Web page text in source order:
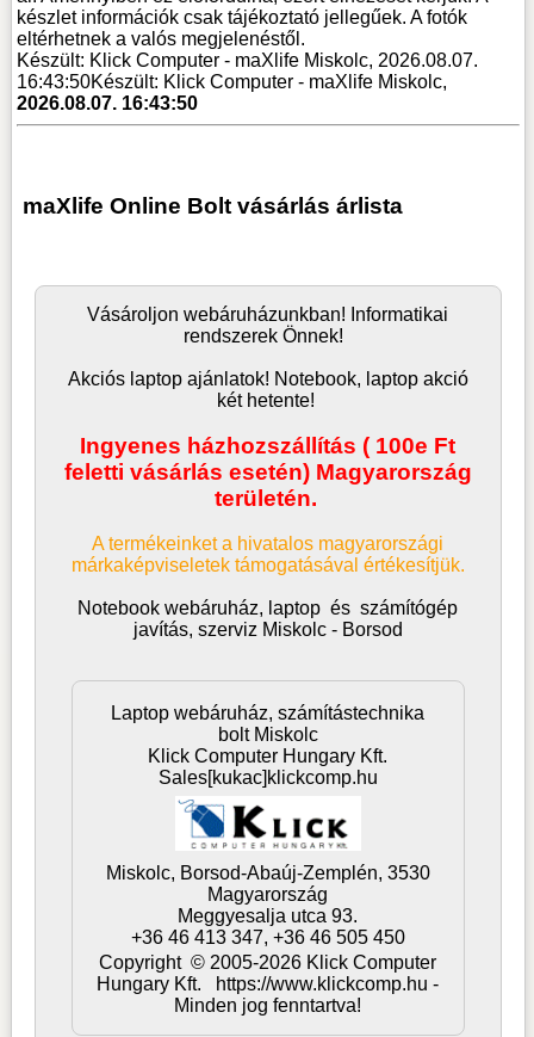
készlet információk csak tájékoztató jellegűek. A fotók
eltérhetnek a valós megjelenéstől.
Készült: Klick Computer - maXlife Miskolc, 2026.08.07.
16:43:50Készült: Klick Computer - maXlife Miskolc,
2026.08.07. 16:43:50
maXlife Online Bolt vásárlás árlista
Vásároljonwebáruházunkban! Informatikai
rendszerek Önnek!
Akciós laptop ajánlatok! Notebook, laptop akció
két hetente!
Ingyenes házhozszállítás ( 100e Ft
feletti vásárlás esetén) Magyarország
területén.
A termékeinket a hivatalos magyarországi
márkaképviseletek támogatásával értékesítjük.
Notebook webáruház, laptop ésszámítógép
javítás, szerviz Miskolc - Borsod
Laptop webáruház, számítástechnika
bolt Miskolc
Klick Computer Hungary Kft.
Sales[kukac]klickcomp.hu
Miskolc, Borsod-Abaúj-Zemplén, 3530
Magyarország
Meggyesalja utca 93.
+36 46 413 347, +36 46 505 450
Copyright © 2005-2026 Klick Computer
Hungary Kft. https://www.klickcomp.hu -
Minden jog fenntartva!